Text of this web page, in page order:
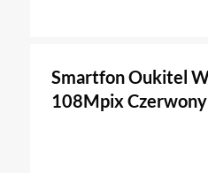
Smartfon Oukitel
108Mpix Czerwony